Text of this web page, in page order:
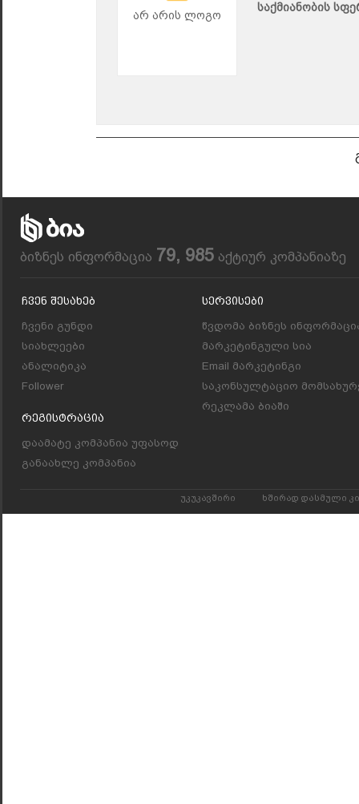
არ არის ლოგო
საქმიანობის
ბიზნეს ინფორმაცია 79, 985 აქტიურ კომპანიაზე
Ჩვენ Შესახებ
ჩვენი გუნდი
სიახლეები
ანალიტიკა
Follower
Რეგისტრაცია
დაამატე კომპანია უფასოდ
განაახლე კომპანია
Სერვისები
წვდომა ბიზნეს
მარკეტინგული სია
Email მარკეტინგი
საკონსულტაციო
რეკლამა ბიაში
უკუკავშირი ხშირად დასმული